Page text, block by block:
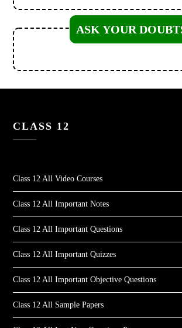
ASK YOUR
CLASS 12
Class 12 All Video Courses
Class 12 All Important Notes
Class 12 All Important Questions
Class 12 All Important Quizzes
Class 12 All Important Objective Questions
Class 12 All Sample Papers